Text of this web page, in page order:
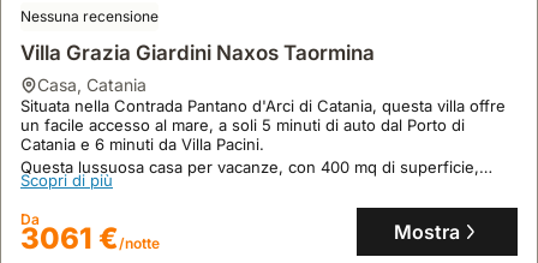
9.8 9 recensioni
Maison Des Marins
casa, Catania
Nel cuore del quartiere Civita di Catania, questa villa offre
un'esperienza autentica a pochi passi da vicoli storici e ristoranti
tipici.
Questa casa vacanza, con 1 camera da letto e 1 bagno, dispone di
aria condizionata e cucina attrezzata, garantendo un soggiorno
confortevole per 3 ospiti.
Scopri di più
Nessuna recensione
Villa Grazia Giardini Naxos Taormina
casa, Catania
Situata nella Contrada Pantano d'Arci di Catania, questa villa offre
un facile accesso al mare, a soli 5 minuti di auto dal Porto di
Catania e 6 minuti da Villa Pacini.
Questa lussuosa casa per vacanze, con 400 mq di superficie,
dispone di 7 camere da letto, 8 bagni e può ospitare fino a 10
persone, offrendo piscina privata, jacuzzi e connessione WiFi.
Scopri di più
Da
3061 €/notte Mostra